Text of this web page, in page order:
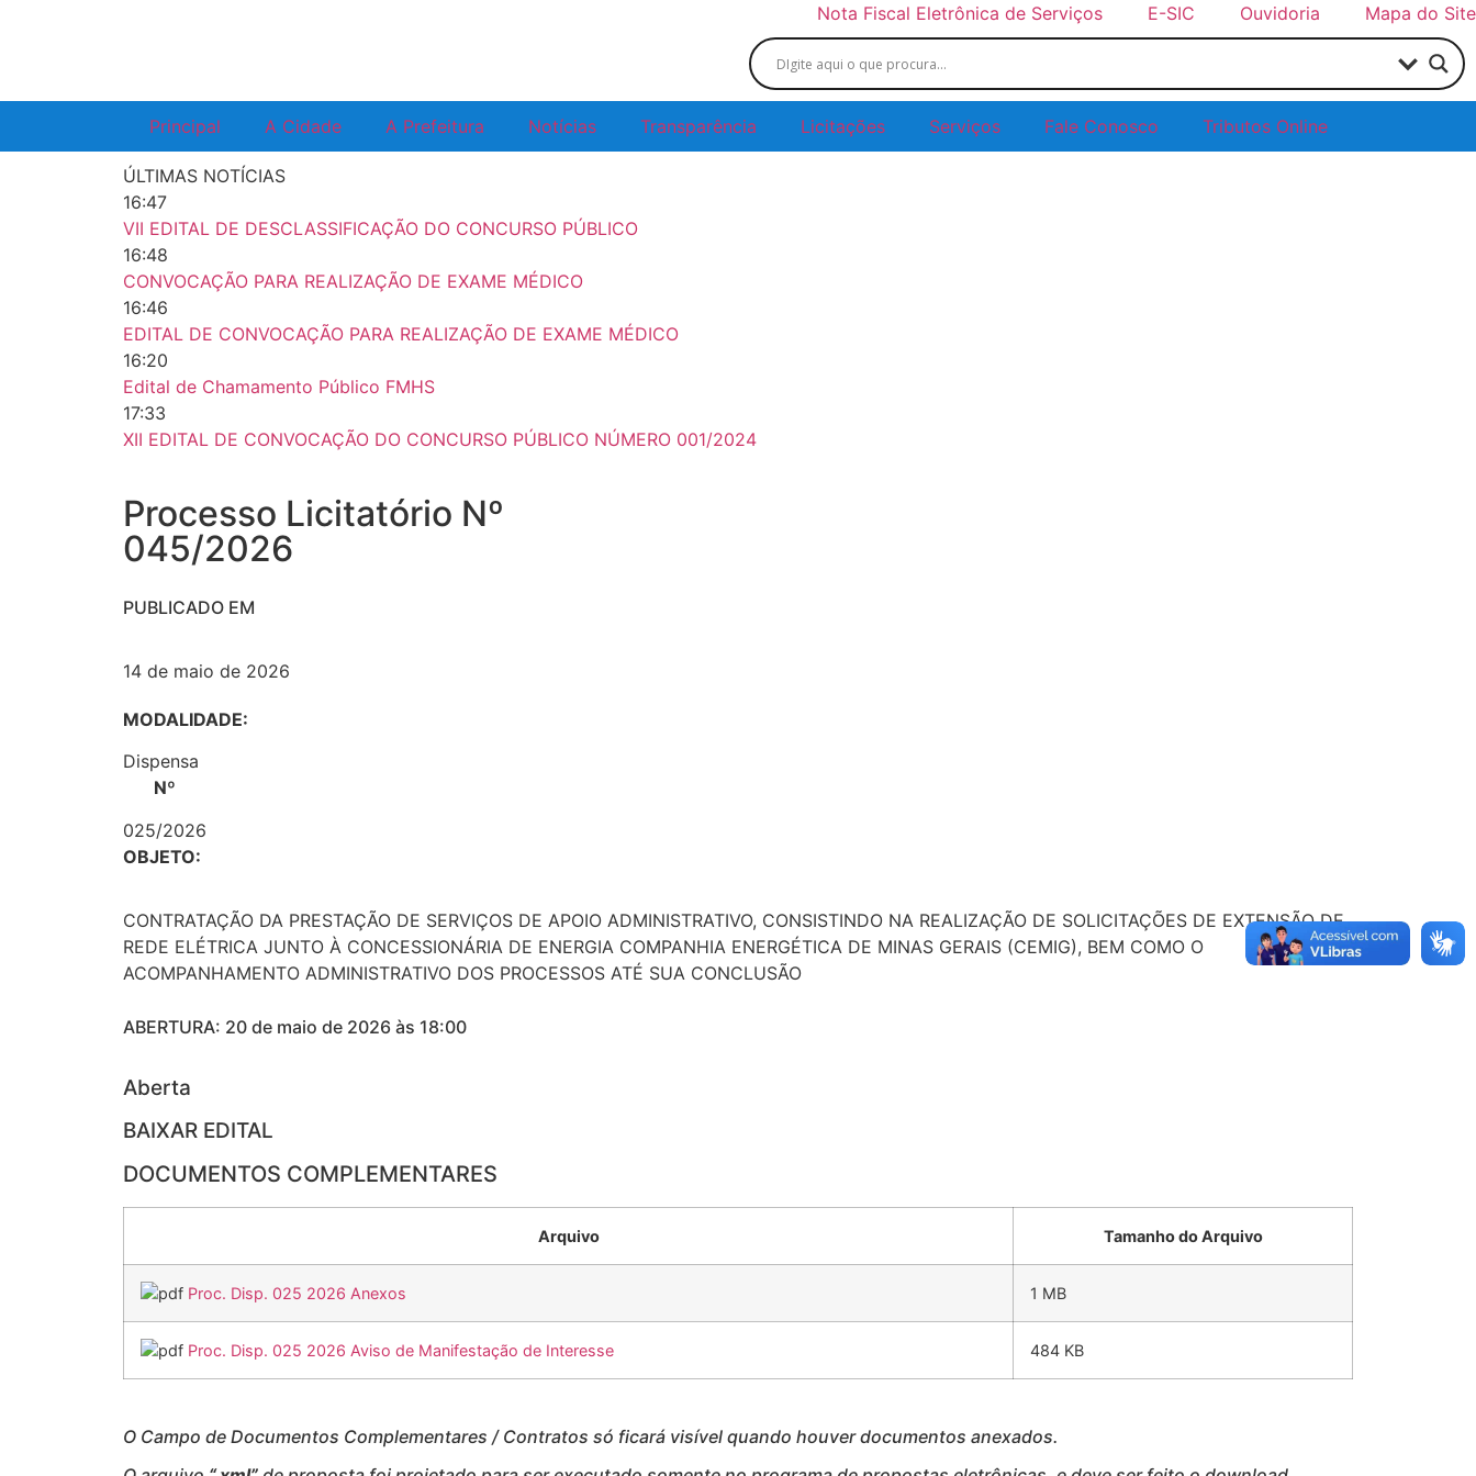
Nota Fiscal Eletrônica de Serviços E-SIC Ouvidoria Mapa do Site
Principal A Cidade A Prefeitura Notícias Transparência Licitações Serviços Fale Conosco Tributos Online
ÚLTIMAS NOTÍCIAS
16:47
VII EDITAL DE DESCLASSIFICAÇÃO DO CONCURSO PÚBLICO
16:48
CONVOCAÇÃO PARA REALIZAÇÃO DE EXAME MÉDICO
16:46
EDITAL DE CONVOCAÇÃO PARA REALIZAÇÃO DE EXAME MÉDICO
16:20
Edital de Chamamento Público FMHS
17:33
XII EDITAL DE CONVOCAÇÃO DO CONCURSO PÚBLICO NÚMERO 001/2024
Processo Licitatório Nº
045/2026
PUBLICADO EM
14 de maio de 2026
MODALIDADE:
Dispensa
Nº
025/2026
OBJETO:
CONTRATAÇÃO DA PRESTAÇÃO DE SERVIÇOS DE APOIO ADMINISTRATIVO, CONSISTINDO NA REALIZAÇÃO DE SOLICITAÇÕES DE EXTENSÃO DE
REDE ELÉTRICA JUNTO À CONCESSIONÁRIA DE ENERGIA COMPANHIA ENERGÉTICA DE MINAS GERAIS (CEMIG), BEM COMO O
ACOMPANHAMENTO ADMINISTRATIVO DOS PROCESSOS ATÉ SUA CONCLUSÃO
ABERTURA: 20 de maio de 2026 às 18:00
Aberta
BAIXAR EDITAL
DOCUMENTOS COMPLEMENTARES
Arquivo Tamanho do Arquivo
Proc. Disp. 025 2026 Anexos 1 MB
Proc. Disp. 025 2026 Aviso de Manifestação de Interesse 484 KB
O Campo de Documentos Complementares / Contratos só ficará visível quando houver documentos anexados.